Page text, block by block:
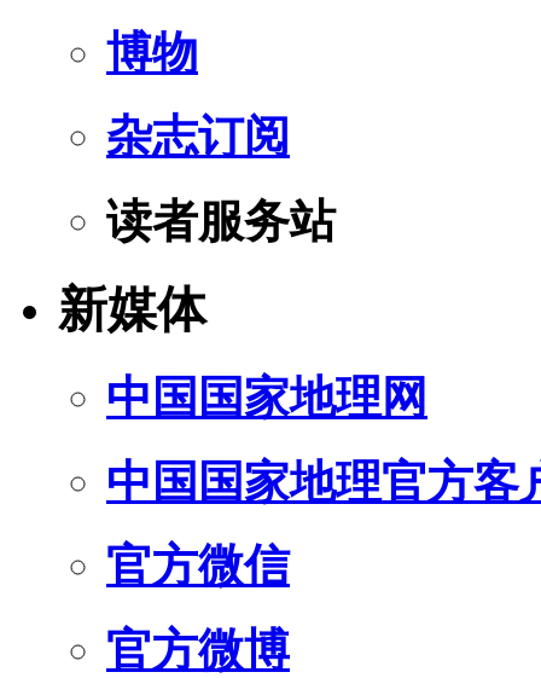
博物
杂志订阅
读者服务站
新媒体
中国国家地理网
中国国家地理官方客
官方微信
官方微博